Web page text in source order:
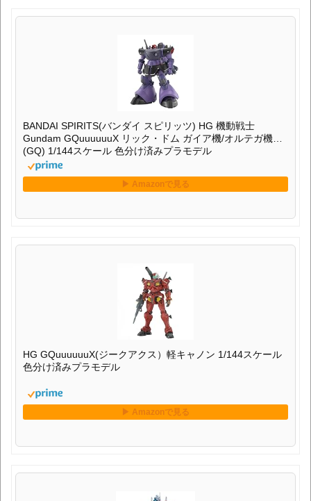
BANDAI SPIRITS(バンダイ スピリッツ) HG 機動戦士
Gundam GQuuuuuuX リック・ドム ガイア機/オルテガ機
(GQ) 1/144スケール 色分け済みプラモデル
HG GQuuuuuuX(ジークアクス）軽キャノン 1/144スケール
色分け済みプラモデル